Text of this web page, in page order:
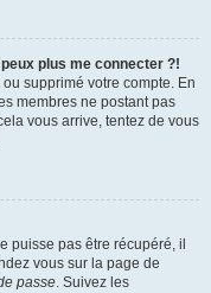
plus me connecter ?!
ou supprimé votre compte. En
membres ne postant pas
vous arrive, tentez de vous
puisse pas être récupéré, il
vous sur la page de
passe. Suivez les